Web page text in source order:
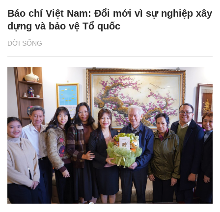
ĐỜI SỐNG
Báo chí Việt Nam: Đổi mới vì sự nghiệp xây
dựng và bảo vệ Tổ quốc